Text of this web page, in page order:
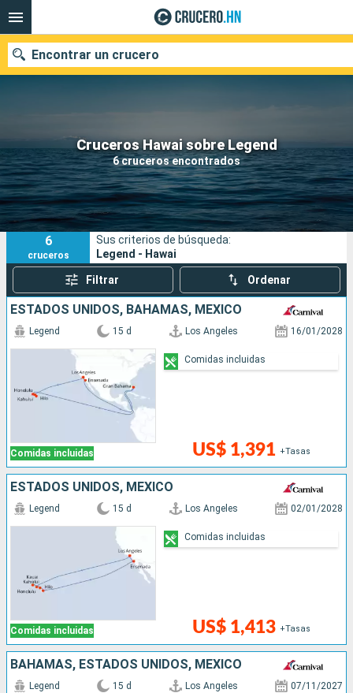
Cruceros Hawai sobre Legend
6 cruceros encontrados
Encontrar un crucero
Nuestros destinos
Fecha de salida
Puertos Compañías
6
cruceros
Sus criterios de búsqueda:
Legend - Hawai
Filtrar Ordenar
ESTADOS UNIDOS, BAHAMAS, MÉXICO
Comidas incluidas
Legend 15 d Los Angeles 16/01/2028
US$ 1,391 +Tasas
Comidas incluidas
ESTADOS UNIDOS, MÉXICO
Comidas incluidas
Legend 15 d Los Angeles 02/01/2028
US$ 1,413 +Tasas
Comidas incluidas
BAHAMAS, ESTADOS UNIDOS, MÉXICO
Legend 15 d Los Angeles 07/11/2027